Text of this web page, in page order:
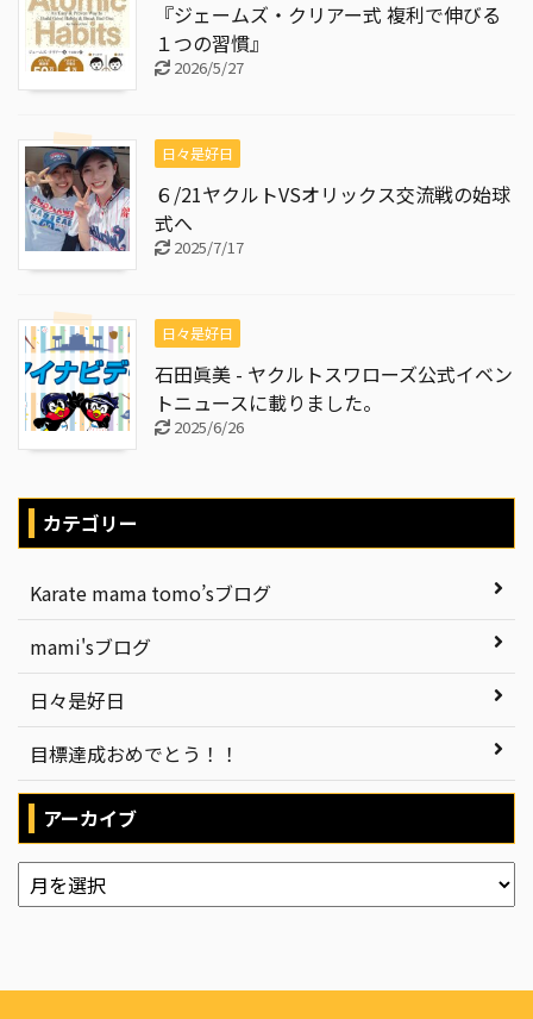
『ジェームズ・クリアー式 複利で伸びる
１つの習慣』
2026/5/27
日々是好日
６/21ヤクルトVSオリックス交流戦の始球
式へ
2025/7/17
日々是好日
石田眞美 - ヤクルトスワローズ公式イベン
トニュースに載りました。
2025/6/26
カテゴリー
Karate mama tomo’sブログ
mami'sブログ
日々是好日
目標達成おめでとう！！
アーカイブ